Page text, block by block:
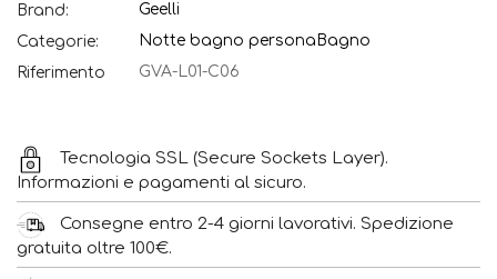
Brand:
Geelli
Categorie:
Notte bagno persona Bagno
Riferimento
GVA-L01-C06
Tecnologia SSL (Secure Sockets Layer).
Informazioni e pagamenti al sicuro.
Consegne entro 2-4 giorni lavorativi. Spedizione
gratuita oltre 100€.